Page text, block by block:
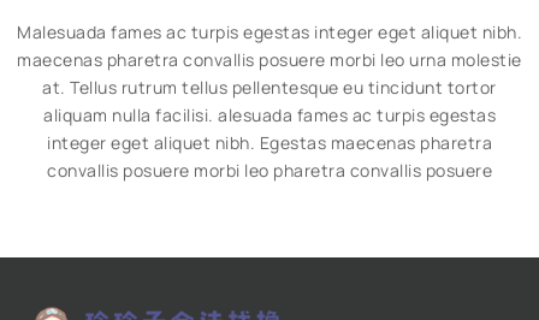
Malesuada fames ac turpis egestas integer eget aliquet nibh.
maecenas pharetra convallis posuere morbi leo urna molestie
at. Tellus rutrum tellus pellentesque eu tincidunt tortor
aliquam nulla facilisi. alesuada fames ac turpis egestas
integer eget aliquet nibh. Egestas maecenas pharetra
convallis posuere morbi leo pharetra convallis posuere